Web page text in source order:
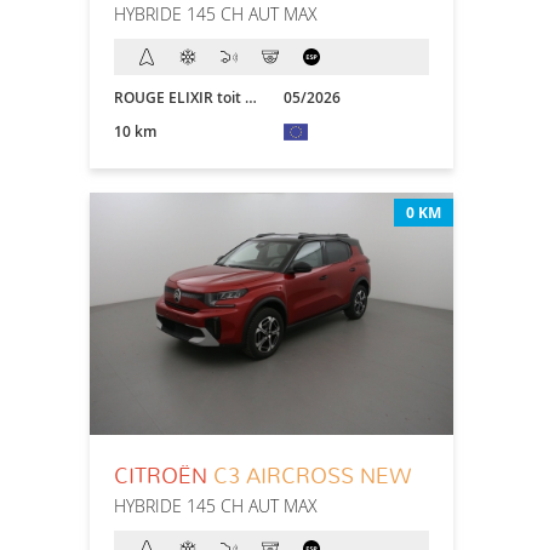
HYBRIDE 145 CH AUT MAX
ROUGE ELIXIR toit NOIR
05/2026
10 km
0 KM
CITROËN C3 AIRCROSS NEW
HYBRIDE 145 CH AUT MAX